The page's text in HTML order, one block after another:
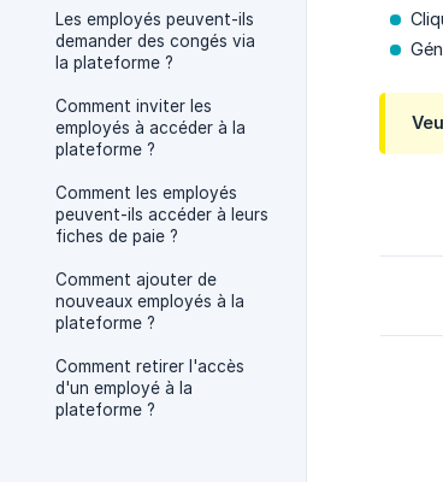
Les employés peuvent-ils
demander des congés via
la plateforme ?
Comment inviter les
employés à accéder à la
plateforme ?
Comment les employés
peuvent-ils accéder à leurs
fiches de paie ?
Comment ajouter de
nouveaux employés à la
plateforme ?
Comment retirer l'accès
d'un employé à la
plateforme ?